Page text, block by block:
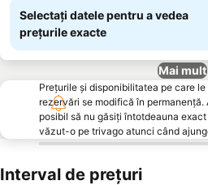
Selectați datele pentru a vedea
prețurile exacte
Mai mult
Prețurile și disponibilitatea pe care
rezervări se modifică în
posibil să nu găsiți întotdeauna
văzut-o pe trivago atunci când
Interval de prețuri